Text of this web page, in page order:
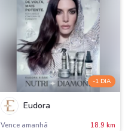
-1 DIA
Eudora
Vence amanh 18.9 km